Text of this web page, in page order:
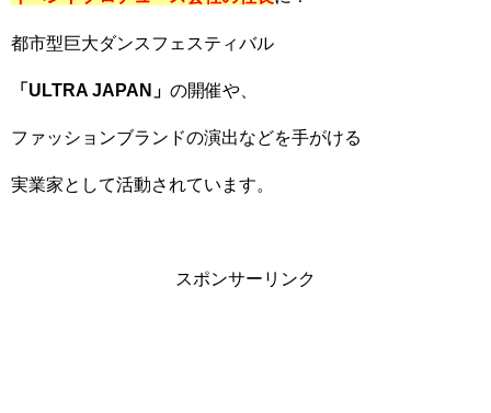
都市型巨大ダンスフェスティバル
「ULTRA JAPAN」 の開催や、
ファッションブランドの演出などを手がける
実業家として活動されています。
スポンサーリンク